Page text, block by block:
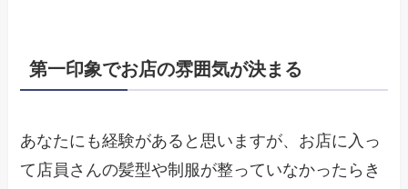
第一印象でお店の雰囲気が決まる
あなたにも経験があると思いますが、お店に入っ
て店員さんの髪型や制服が整っていなかったらき